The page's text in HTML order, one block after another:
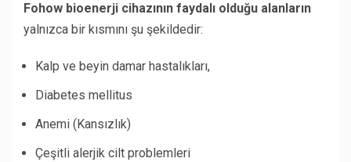
Fohow bioenerji cihazının faydalı olduğu alanların
yalnızca bir kısmını şu şekildedir:
Kalp ve beyin damar hastalıkları,
Diabetes mellitus
Anemi (Kansızlık)
Çeşitli alerjik cilt problemleri